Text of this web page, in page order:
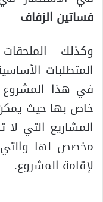
فساتين الزفاف
وكذلك
المتطلبات
في هذا
خاص بها حيث يمكن
المشاريع التي
مخصص لها والتي
لإقامة المشروع.